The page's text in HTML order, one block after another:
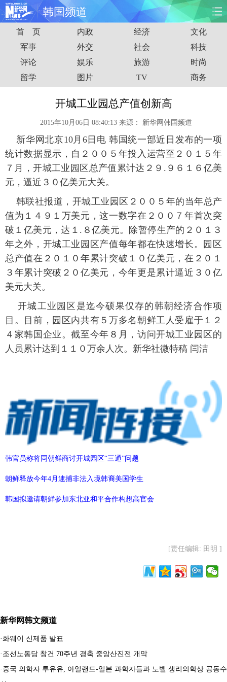
韩国频道
首页 时政 国际 财经
娱乐 体育 人事 教育
时尚 思客 地方 法治
科技 能源 房产 公司
图片 视频 彩票 食品
金融 公益 军事 无人机
富媒体 摄影 新华广播
新华电视中文 新华电视英文 返回PC
首 页 内政 经济
文化
军事
外交 社会
科技
评论
娱乐 旅游
时尚
留学
图片 TV 商务
开城工业园总产值创新高
2015年10月06日 08:40:13 来源： 新华网韩国频道
新华网北京10月6日电 韩国统一部近日发布的一项
统计数据显示，自２００５年投入运营至２０１５年
７月，开城工业园区总产值累计达２９.９６１６亿美
元，逼近３０亿美元大关。
韩联社报道，开城工业园区２００５年的当年总产
值为１４９１万美元，这一数字在２００７年首次突
破１亿美元，达１.８亿美元。除暂停生产的２０１３
年之外，开城工业园区产值每年都在快速增长。园区
总产值在２０１０年累计突破１０亿美元，在２０１
３年累计突破２０亿美元，今年更是累计逼近３０亿
美元大关。
开城工业园区是迄今硕果仅存的韩朝经济合作项
目。目前，园区内共有５万多名朝鲜工人受雇于１２
４家韩国企业。截至今年８月，访问开城工业园区的
人员累计达到１１０万余人次。新华社微特稿 闫洁
韩官员称将同朝鲜商讨开城园区“三通”问题
朝鲜释放今年4月逮捕非法入境韩裔美国学生
韩国拟邀请朝鲜参加东北亚和平合作构想高官会
[责任编辑: 田明 ]
新华网韩文频道
· 화웨이 신제품 발표
· 조선노동당 창건 70주년 경축 중앙산진전 개막
· 중국 의학자 투유유, 아일랜드-일본 과학자들과 노벨 생리의학상 공동수